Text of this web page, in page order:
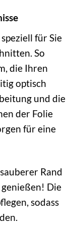
für Sie
So
die Ihren
optisch
und die
der Folie
für eine
Rand
genießen! Die
sodass